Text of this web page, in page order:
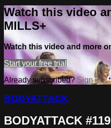
Watch this video
MILLS+
Watch this video and more
Start your free trial
Already subscribed? Sign in
BODYATTACK
BODYATTACK